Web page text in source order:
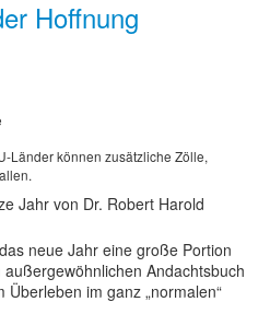
Hoffnung
Länder können zusätzliche Zölle,
Jahr von Dr. Robert Harold
neue Jahr eine große Portion
Andachtsbuch
Überleben im ganz „normalen“